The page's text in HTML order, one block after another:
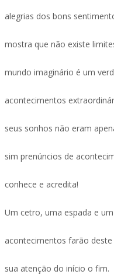
alegrias dos bons
mostra que não existe
mundo imaginário é um
acontecimentos
seus sonhos não eram
sim prenúncios de
conhece e acredita!
Um cetro, uma espada e
acontecimentos farão
sua atenção do início o fim.